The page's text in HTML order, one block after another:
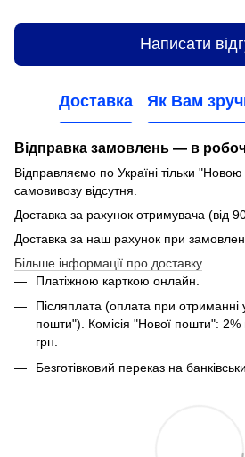
Написати
Доставка Як Вам
Відправка замовлень — в
Відправляємо по Україні тільки
самовивозу відсутня.
Доставка за рахунок отримувача (від
Доставка за наш рахунок при
Більше інформації про доставку
Платіжною карткою онлайн.
Післяплата (оплата при отриманні
пошти"). Комісія "Нової пошти": 2%
грн.
Безготівковий переказ на